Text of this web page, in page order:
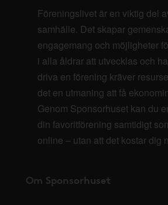
Föreningslivet är en viktig del
samhälle. Det skapar
engagemang och möjligheter
i alla åldrar att utvecklas och
driva en förening kräver
det en utmaning att få
Genom Sponsorhuset kan du
din favoritförening samtidigt
online – utan att det kostar dig
Om Sponsorhuset